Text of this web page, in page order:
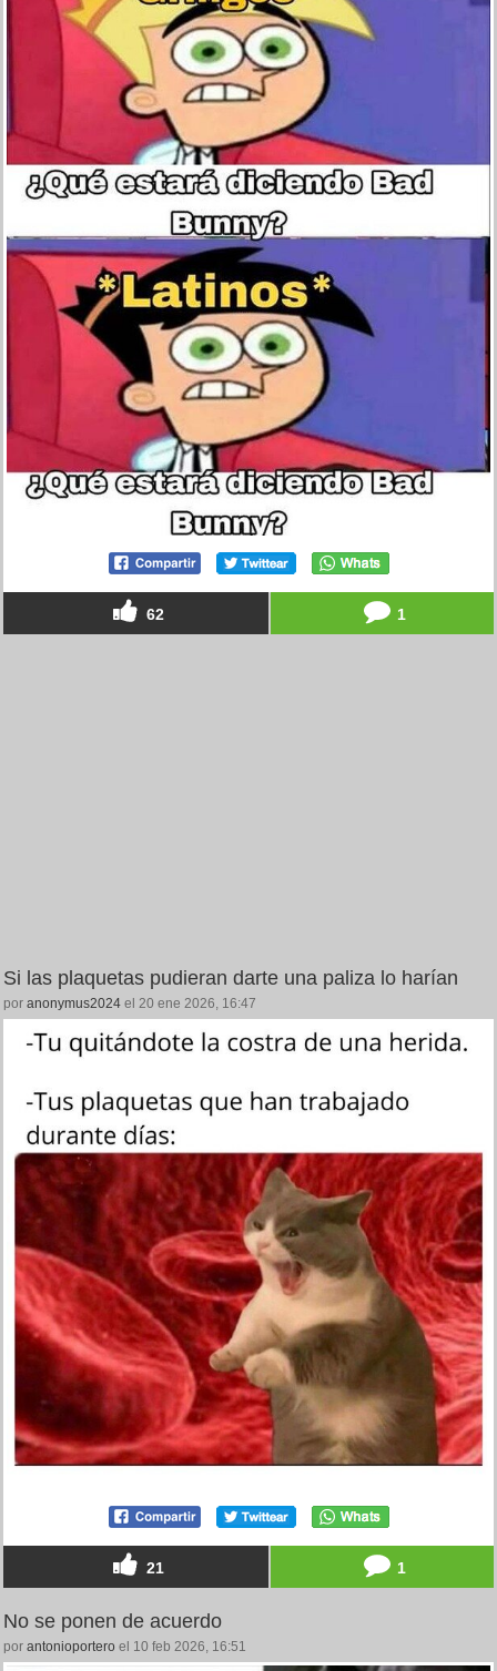
62 1
Si las plaquetas pudieran darte una paliza lo harían
por anonymus2024 el 20 ene 2026, 16:47
21 1
No se ponen de acuerdo
por antonioportero el 10 feb 2026, 16:51